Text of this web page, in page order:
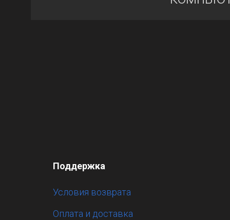
Поддержка
Условия возврата
Оплата и доставка